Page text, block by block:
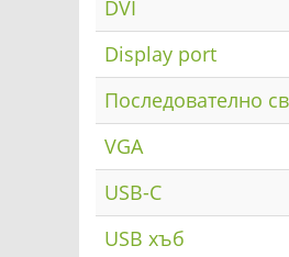
DVI
Display port
Последователно
VGA
USB-C
USB хъб